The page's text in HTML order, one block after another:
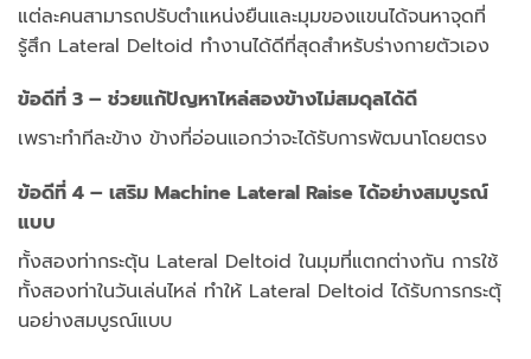
แต่ละคนสามารถปรับตำแหน่งยืนและมุมของแขนได้จนหาจุดที่
รู้สึก Lateral Deltoid ทำงานได้ดีที่สุดสำหรับร่างกายตัวเอง
ข้อดีที่ 3 – ช่วยแก้ปัญหาไหล่สองข้างไม่สมดุลได้ดี
เพราะทำทีละข้าง ข้างที่อ่อนแอกว่าจะได้รับการพัฒนาโดยตรง
ข้อดีที่ 4 – เสริม Machine Lateral Raise ได้อย่างสมบูรณ์
แบบ
ทั้งสองท่ากระตุ้น Lateral Deltoid ในมุมที่แตกต่างกัน การใช้
ทั้งสองท่าในวันเล่นไหล่ ทำให้ Lateral Deltoid ได้รับการกระตุ้
นอย่างสมบูรณ์แบบ